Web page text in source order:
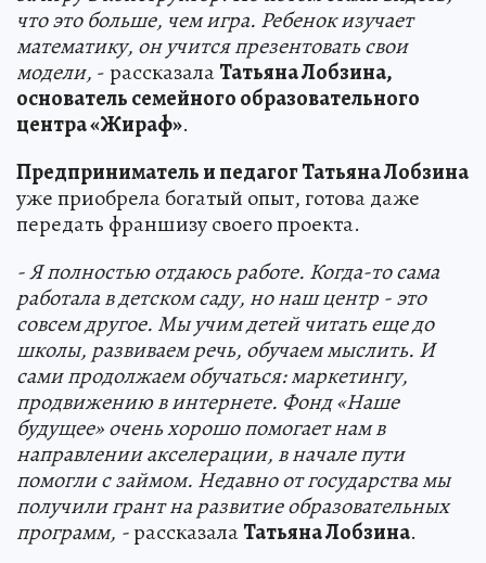
что это больше, чем игра. Ребенок изучает
математику, он учится презентовать свои
модели, - рассказалаТатьяна Лобзина,
основатель семейного образовательного
центра «Жираф».
Предприниматель и педагог Татьяна Лобзина
уже приобрела богатый опыт, готова даже
передать франшизу своего проекта.
- Я полностью отдаюсь работе. Когда-то сама
работала в детском саду, но наш центр - это
совсем другое. Мы учим детей читать еще до
школы, развиваем речь, обучаем мыслить. И
сами продолжаем обучаться: маркетингу,
продвижению в интернете. Фонд «Наше
будущее» очень хорошо помогает нам в
направлении акселерации, в начале пути
помогли с займом. Недавно от государства мы
получили грант на развитие образовательных
программ, -рассказалаТатьяна Лобзина.